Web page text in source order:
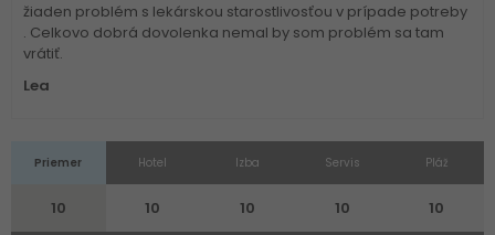
žiaden problém s lekárskou starostlivosťou v prípade potreby
. Celkovo dobrá dovolenka nemal by som problém sa tam
vrátiť.
Lea
Priemer
10
Hotel
10
Izba
10
Servis
10
Pláž
10